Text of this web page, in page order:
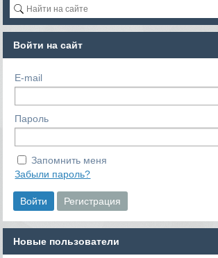
Войти на сайт
E-mail
Пароль
Запомнить меня
Забыли пароль?
Новые пользователи